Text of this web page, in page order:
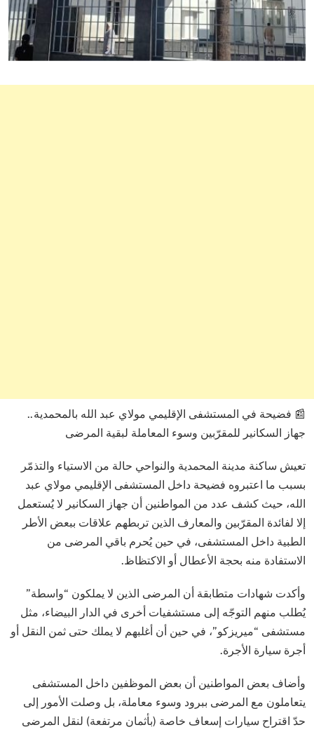
📰 فضيحة في المستشفى الإقليمي مولاي عبد الله بالمحمدية..
جهاز السكانير للمقرّبين وسوء المعاملة لبقية المرضى
تعيش ساكنة مدينة المحمدية والنواحي حالة من الاستياء والتذمّر
بسبب ما اعتبروه فضيحة داخل المستشفى الإقليمي مولاي عبد
الله، حيث كشف عدد من المواطنين أن جهاز السكانير لا يُستعمل
إلا لفائدة المقرّبين والمعارف الذين تربطهم علاقات ببعض الأطر
الطبية داخل المستشفى، في حين يُحرم باقي المرضى من
الاستفادة منه بحجة الأعطال أو الاكتظاظ.
وأكدت شهادات متطابقة أن المرضى الذين لا يملكون “واسطة”
يُطلب منهم التوجّه إلى مستشفيات أخرى في الدار البيضاء، مثل
مستشفى “ميريزكو”، في حين أن أغلبهم لا يملك حتى ثمن النقل أو
أجرة سيارة الأجرة.
وأضاف بعض المواطنين أن بعض الموظفين داخل المستشفى
يتعاملون مع المرضى ببرود وسوء معاملة، بل وصلت الأمور إلى
حدّ اقتراح سيارات إسعاف خاصة (بأثمان مرتفعة) لنقل المرضى